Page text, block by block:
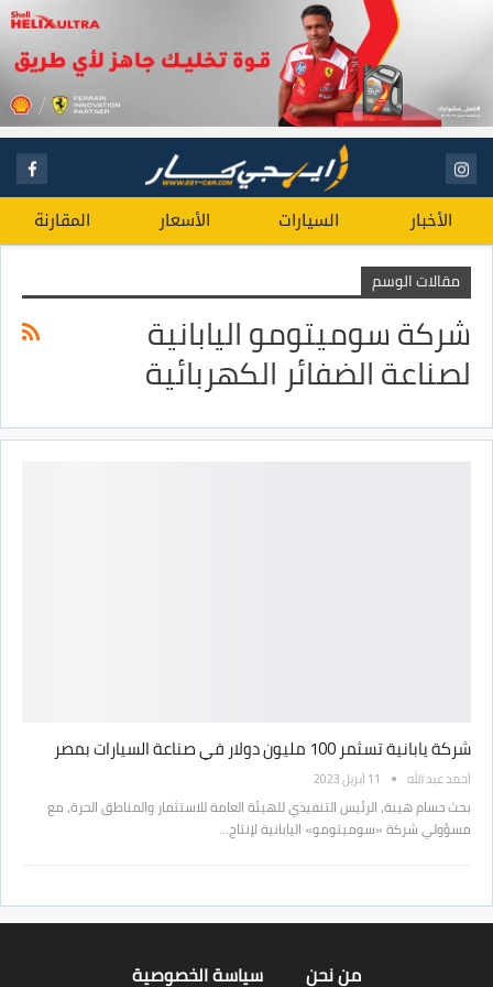
الأخبار السيارات الأسعار المقارنة
مقالات الوسم
شركة سوميتومو اليابانية
لصناعة الضفائر الكهربائية
شركة يابانية تسثمر 100 مليون دولار في صناعة السيارات بمصر
أحمد عبد الله 11 أبريل 2023
بحث حسام هيبة، الرئيس التنفيذي للهيئة العامة للاستثمار والمناطق الحرة، مع
مسؤولي شركة «سوميتومو» اليابانية لإنتاج…
من نحن سياسة الخصوصية